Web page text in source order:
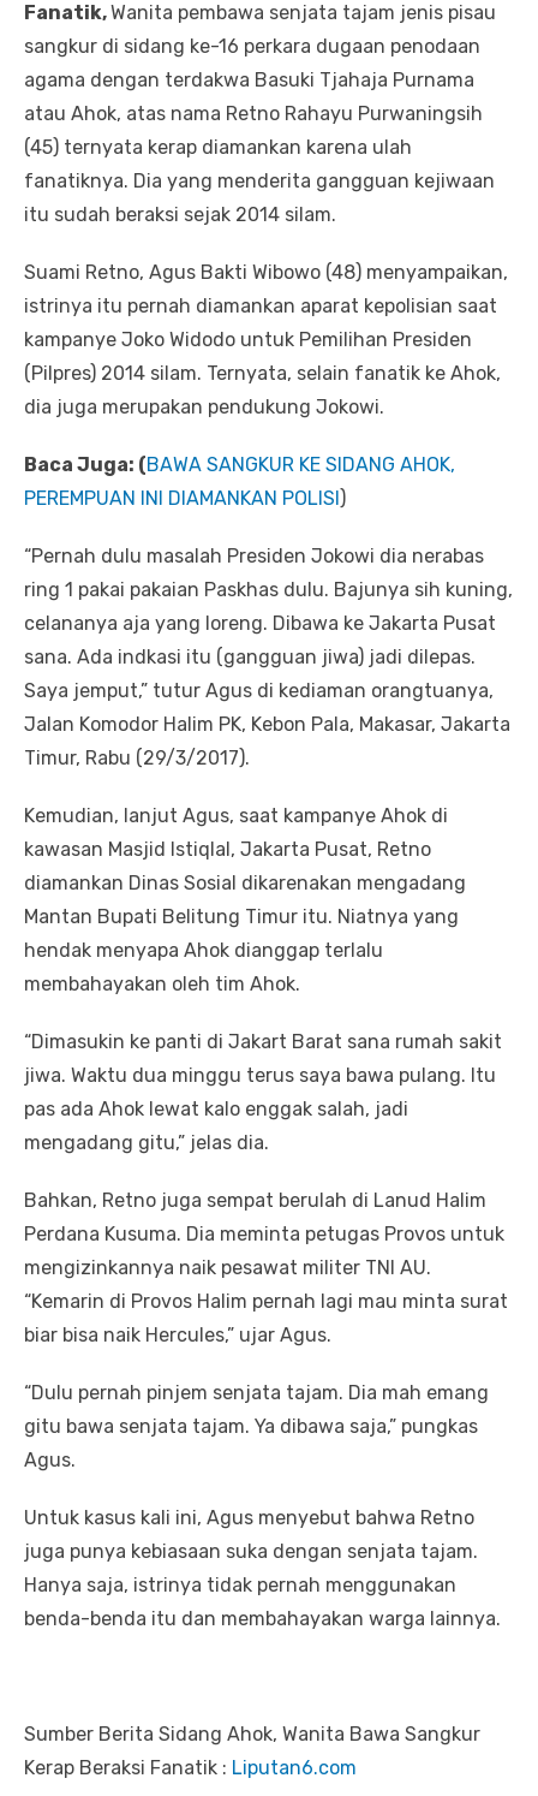
Fanatik,Wanita pembawa senjata tajam jenis pisau
sangkur di sidang ke-16 perkara dugaan penodaan
agama dengan terdakwa Basuki Tjahaja Purnama
atau Ahok, atas nama Retno Rahayu Purwaningsih
(45) ternyata kerap diamankan karena ulah
fanatiknya. Dia yang menderita gangguan kejiwaan
itu sudah beraksi sejak 2014 silam.
Suami Retno, Agus Bakti Wibowo (48) menyampaikan,
istrinya itu pernah diamankan aparat kepolisian saat
kampanye Joko Widodo untuk Pemilihan Presiden
(Pilpres) 2014 silam. Ternyata, selain fanatik ke Ahok,
dia juga merupakan pendukung Jokowi.
Baca Juga: (BAWA SANGKUR KE SIDANG AHOK,
PEREMPUAN INI DIAMANKAN POLISI)
“Pernah dulu masalah Presiden Jokowi dia nerabas
ring 1 pakai pakaian Paskhas dulu. Bajunya sih kuning,
celananya aja yang loreng. Dibawa ke Jakarta Pusat
sana. Ada indkasi itu (gangguan jiwa) jadi dilepas.
Saya jemput,” tutur Agus di kediaman orangtuanya,
Jalan Komodor Halim PK, Kebon Pala, Makasar, Jakarta
Timur, Rabu (29/3/2017).
Kemudian, lanjut Agus, saat kampanye Ahok di
kawasan Masjid Istiqlal, Jakarta Pusat, Retno
diamankan Dinas Sosial dikarenakan mengadang
Mantan Bupati Belitung Timur itu. Niatnya yang
hendak menyapa Ahok dianggap terlalu
membahayakan oleh tim Ahok.
“Dimasukin ke panti di Jakart Barat sana rumah sakit
jiwa. Waktu dua minggu terus saya bawa pulang. Itu
pas ada Ahok lewat kalo enggak salah, jadi
mengadang gitu,” jelas dia.
Bahkan, Retno juga sempat berulah di Lanud Halim
Perdana Kusuma. Dia meminta petugas Provos untuk
mengizinkannya naik pesawat militer TNI AU.
“Kemarin di Provos Halim pernah lagi mau minta surat
biar bisa naik Hercules,” ujar Agus.
“Dulu pernah pinjem senjata tajam. Dia mah emang
gitu bawa senjata tajam. Ya dibawa saja,” pungkas
Agus.
Untuk kasus kali ini, Agus menyebut bahwa Retno
juga punya kebiasaan suka dengan senjata tajam.
Hanya saja, istrinya tidak pernah menggunakan
benda-benda itu dan membahayakan warga lainnya.
Sumber Berita Sidang Ahok, Wanita Bawa Sangkur
Kerap Beraksi Fanatik : Liputan6.com